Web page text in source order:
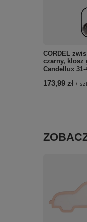
CORDEL
czarny, klosz
Candellux 31-
173,99 zł / szt.